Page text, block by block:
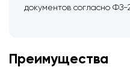
документов согласно ФЗ-
Преимущества